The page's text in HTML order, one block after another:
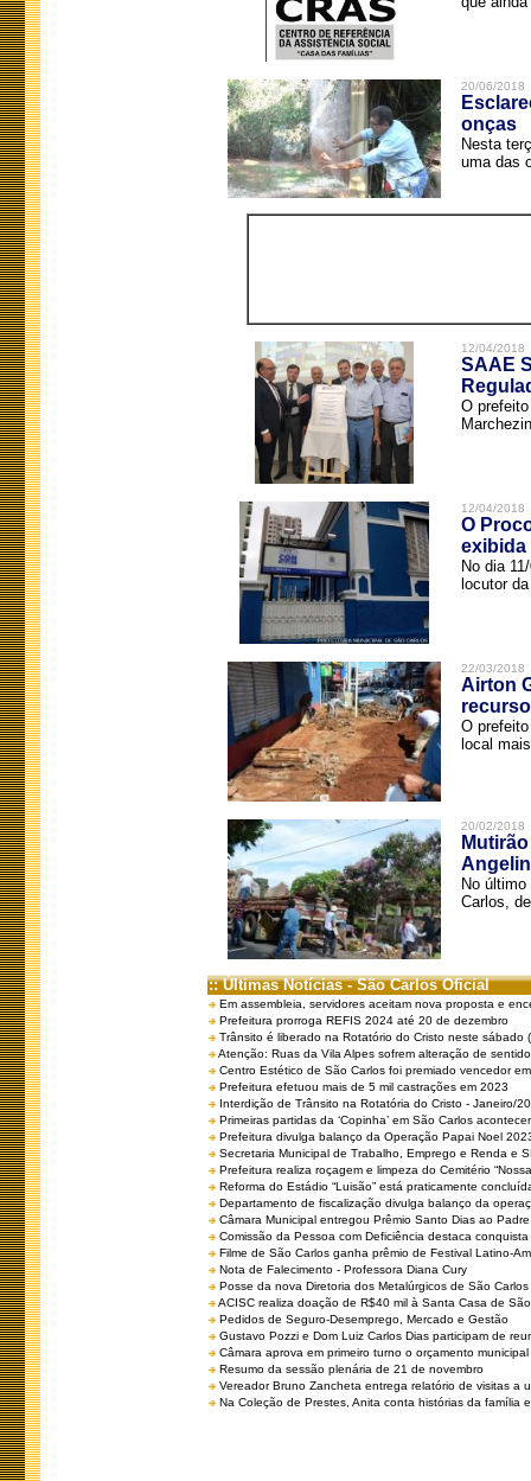
20/06/2018
onças
Nesta
uma das
12/04/2018
SAAE
O
12/04/2018
O
exibida
No dia
locutor
22/03/2018
Airton
O
local
20/02/2018
No
Carlos,
:: Últimas Notícias - São Carlos Oficial
Em assembleia, servidores aceitam nova proposta e
Prefeitura prorroga REFIS 2024 até 20 de dezembro
Trânsito é liberado na Rotatório do Cristo neste sábado
Atenção: Ruas da Vila Alpes sofrem alteração de
Centro Estético de São Carlos foi premiado vencedor
Prefeitura efetuou mais de 5 mil castrações em 2023
Interdição de Trânsito na Rotatória do Cristo - Janeiro/
Primeiras partidas da ‘Copinha’ em São Carlos
Prefeitura divulga balanço da Operação Papai Noel
Secretaria Municipal de Trabalho, Emprego e Renda e
Prefeitura realiza roçagem e limpeza do Cemitério
Reforma do Estádio “Luisão” está praticamente
Departamento de fiscalização divulga balanço da
Câmara Municipal entregou Prêmio Santo Dias ao
Comissão da Pessoa com Deficiência destaca
Filme de São Carlos ganha prêmio de Festival Latino-
Nota de Falecimento - Professora Diana Cury
Posse da nova Diretoria dos Metalúrgicos de São
ACISC realiza doação de R$40 mil à Santa Casa de
Pedidos de Seguro-Desemprego, Mercado e Gestão
Gustavo Pozzi e Dom Luiz Carlos Dias participam de
Câmara aprova em primeiro turno o orçamento
Resumo da sessão plenária de 21 de novembro
Vereador Bruno Zancheta entrega relatório de visitas a
Na Coleção de Prestes, Anita conta histórias da família